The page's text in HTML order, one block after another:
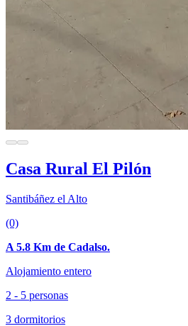
Casa Rural El Pilón
Santibáñez el Alto
(0)
A 5.8 Km de Cadalso.
Alojamiento entero
2 - 5 personas
3 dormitorios